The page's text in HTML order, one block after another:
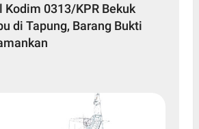
Kodim 0313/KPR Bekuk
di Tapung, Barang Bukti